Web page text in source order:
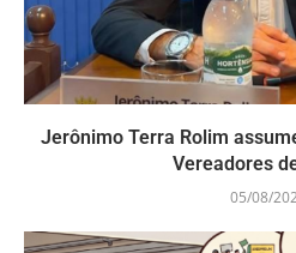
Jerônimo Terra Rolim
Vereadores
05/08/